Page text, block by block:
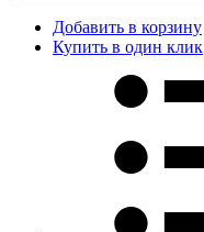
Добавить в корзину
Купить в один клик